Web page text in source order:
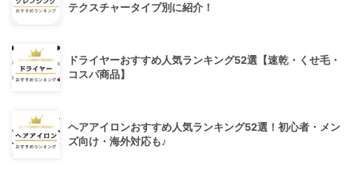
テクスチャータイプ別に紹介！
ドライヤーおすすめ人気ランキング52選【速乾・くせ毛・
コスパ商品】
ヘアアイロンおすすめ人気ランキング52選！初心者・メン
ズ向け・海外対応も♪